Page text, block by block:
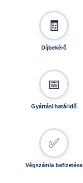
🧾
Díjbekérő
📅
Gyártási határidő
✅
Végszámla befizetése